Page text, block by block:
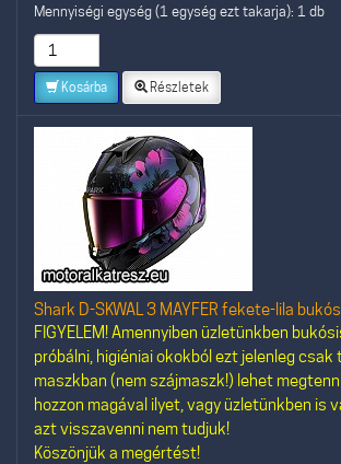
Mennyiségi egység (1 egység ezt takarja): 1 db
Kosárba Részletek
Shark D-SKWAL 3 MAYFER fekete-lila
FIGYELEM! Amennyiben üzletünkben
próbálni, higiéniai okokból ezt jelenleg
maszkban (nem szájmaszk!) lehet
hozzon magával ilyet, vagy üzletünkben is
azt visszavenni nem tudjuk!
Köszönjük a megértést!